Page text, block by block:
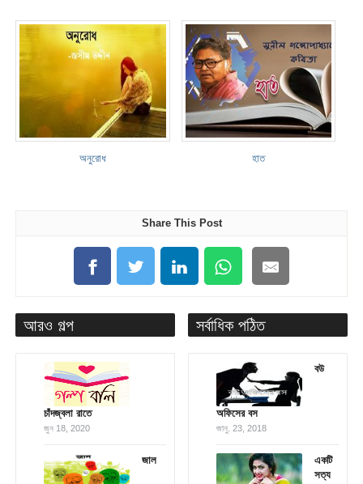
অনুরোধ হাত
Share This Post
আরও গল্প
চাঁদজ্বলা রাতে
জুন 18, 2020
জাল
সর্বাধিক পঠিত
বউ
অফিসের বস
জানু. 23, 2018
একটি
সত্য